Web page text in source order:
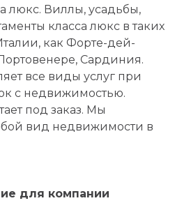
люкс. Виллы, усадьбы,
класса люкс в таких
как Форте-дей-
Сардиния.
все виды услуг при
с недвижимостью.
под заказ. Мы
вид недвижимости в
для компании